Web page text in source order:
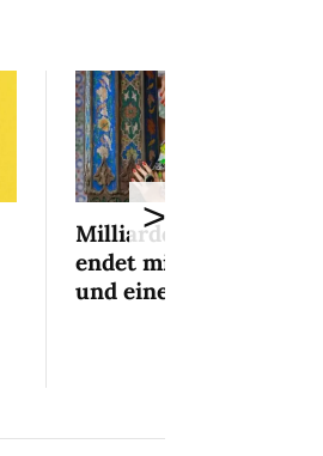
Milliardenaffäre
endet mit Mini-Busse
und einem Bedingten
>